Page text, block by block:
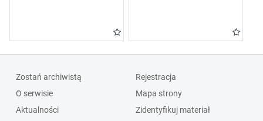
Zostań archiwistą
O serwisie
Aktualności
Rejestracja
Mapa strony
Zidentyfikuj materiał